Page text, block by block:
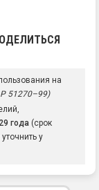
на
51270–99)
года (срок
у